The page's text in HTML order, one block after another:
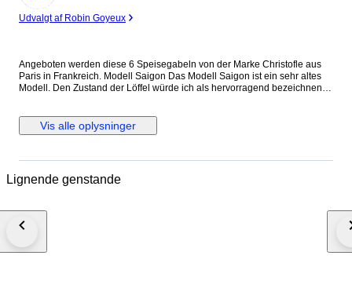
Ekspert
Udvalgt af Robin Goyeux
Angeboten werden diese 6 Speisegabeln von der Marke Christofle aus
Paris in Frankreich. Modell Saigon Das Modell Saigon ist ein sehr altes
Modell. Den Zustand der Löffel würde ich als hervorragend bezeichnen.
20,5 cm Gewicht ca. 77 g
Vis alle oplysninger
Lignende genstande